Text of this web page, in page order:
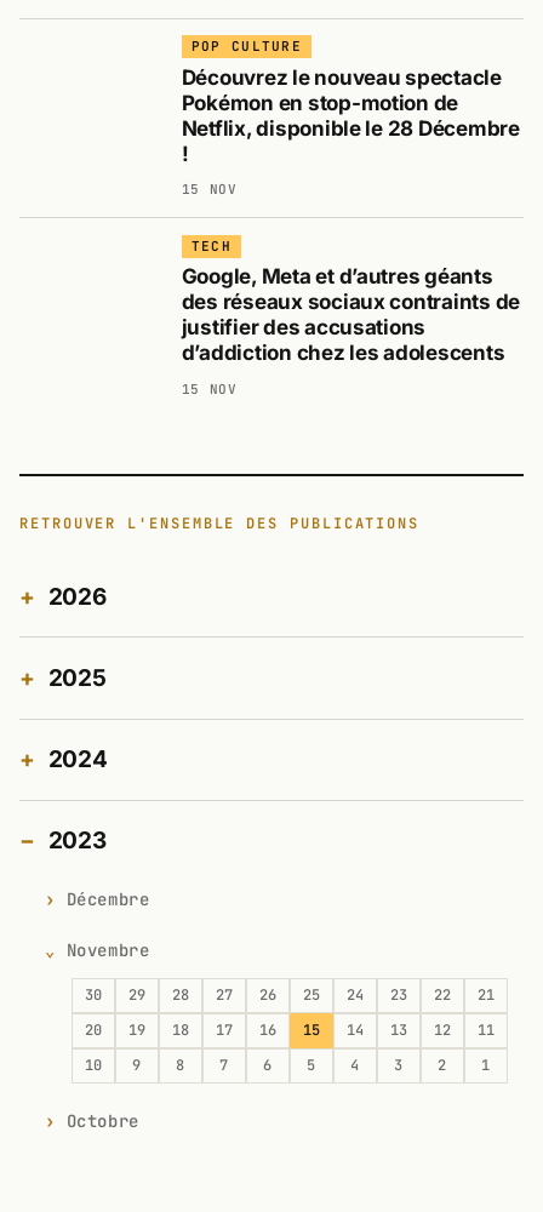
POP CULTURE
Découvrez le nouveau spectacle
Pokémon en stop-motion de
Netflix, disponible le 28 Décembre
!
15 NOV
TECH
Google, Meta et d’autres géants
des réseaux sociaux contraints de
justifier des accusations
d’addiction chez les adolescents
15 NOV
RETROUVER L'ENSEMBLE DES PUBLICATIONS
2026
2025
2024
2023
Décembre
Novembre
30 29 28 27 26 25 24 23 22
21
20
19 18 17 16 15 14 13 12
11
10
9 8 7 6 5 4 3 2 1
Octobre